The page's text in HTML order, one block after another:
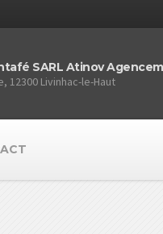
SARL Atinov
12300 Livinhac-le-Haut